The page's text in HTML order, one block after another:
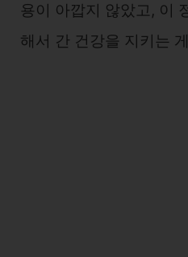
용이 아깝지 않았고, 이
해서 간 건강을 지키는